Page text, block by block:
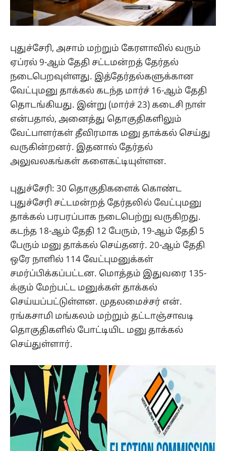
புதுச்சேரி, அசாம் மற்றும் கேரளாவில் வரும்
ஏப்ரல் 9-ஆம் தேதி சட்டமன்றத் தேர்தல்
நடைபெறவுள்ளது. இத்தேர்தல்களுக்கான
வேட்புமனு தாக்கல் கடந்த மார்ச் 16-ஆம் தேதி
தொடங்கியது. இன்று (மார்ச் 23) கடைசி நாள்
என்பதால், அனைத்து தொகுதிகளிலும்
வேட்பாளர்கள் தீவிரமாக மனு தாக்கல் செய்து
வருகின்றனர். இதனால் தேர்தல்
அலுவலகங்கள் களைகட்டியுள்ளன.
புதுச்சேரி: 30 தொகுதிகளைக் கொண்ட
புதுச்சேரி சட்டமன்றத் தேர்தலில் வேட்புமனு
தாக்கல் பரபரப்பாக நடைபெற்று வருகிறது.
கடந்த 18-ஆம் தேதி 12 பேரும், 19-ஆம் தேதி 5
பேரும் மனு தாக்கல் செய்தனர். 20-ஆம் தேதி
ஒரே நாளில் 114 வேட்புமனுக்கள்
சமர்ப்பிக்கப்பட்டன. மொத்தம் இதுவரை 135-
க்கும் மேற்பட்ட மனுக்கள் தாக்கல்
செய்யப்பட்டுள்ளன. முதலமைச்சர் என்.
ரங்கசாமி மங்கலம் மற்றும் தட்டாஞ்சாவடி
தொகுதிகளில் போட்டியிட மனு தாக்கல்
செய்துள்ளார்.